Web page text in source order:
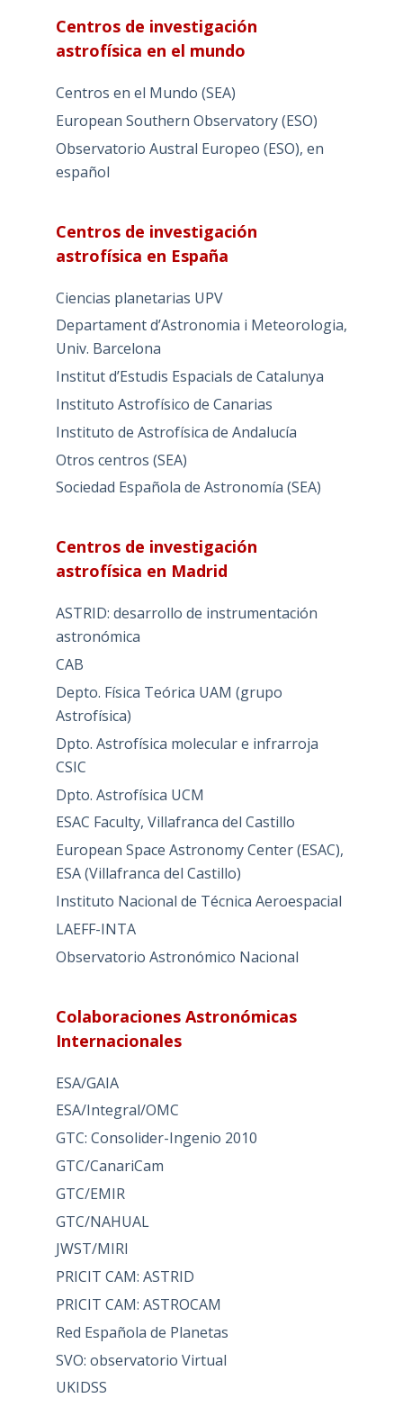
Centros de investigación
astrofísica en el mundo
Centros en el Mundo (SEA)
European Southern Observatory (ESO)
Observatorio Austral Europeo (ESO), en
español
Centros de investigación
astrofísica en España
Ciencias planetarias UPV
Departament d’Astronomia i Meteorologia,
Univ. Barcelona
Institut d’Estudis Espacials de Catalunya
Instituto Astrofísico de Canarias
Instituto de Astrofísica de Andalucía
Otros centros (SEA)
Sociedad Española de Astronomía (SEA)
Centros de investigación
astrofísica en Madrid
ASTRID: desarrollo de instrumentación
astronómica
CAB
Depto. Física Teórica UAM (grupo
Astrofísica)
Dpto. Astrofísica molecular e infrarroja
CSIC
Dpto. Astrofísica UCM
ESAC Faculty, Villafranca del Castillo
European Space Astronomy Center (ESAC),
ESA (Villafranca del Castillo)
Instituto Nacional de Técnica Aeroespacial
LAEFF-INTA
Observatorio Astronómico Nacional
Colaboraciones Astronómicas
Internacionales
ESA/GAIA
ESA/Integral/OMC
GTC: Consolider-Ingenio 2010
GTC/CanariCam
GTC/EMIR
GTC/NAHUAL
JWST/MIRI
PRICIT CAM: ASTRID
PRICIT CAM: ASTROCAM
Red Española de Planetas
SVO: observatorio Virtual
UKIDSS